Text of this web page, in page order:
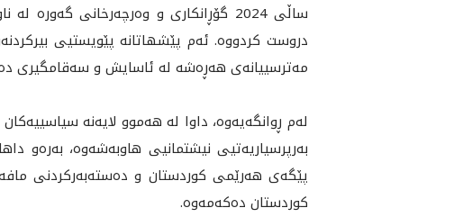
ساڵی 2024 گۆڕانکاری و وەرچەرخانی
دروست كردووه‌. ئەم پێشهاتانە پێویستيی
مەترسییانەی هەڕەشە لە ئاسایش و سەقامگیری
لەم ڕوانگه‌يه‌وه‌، داوا لە هەموو لايه‌نه‌
بەرپرسیاريه‌تيی نیشتمانيی هاوبه‌شەوە، به‌ره‌و
پێگەی هەرێمی کوردستان و دەستەبەرکردنی
كوردستان ده‌كه‌مه‌وه‌.